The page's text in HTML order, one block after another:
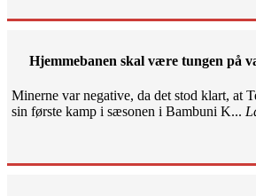
Hjemmebanen skal være tungen på
Minerne var negative, da det stod klart, at
sin første kamp i sæsonen i Bambuni K...